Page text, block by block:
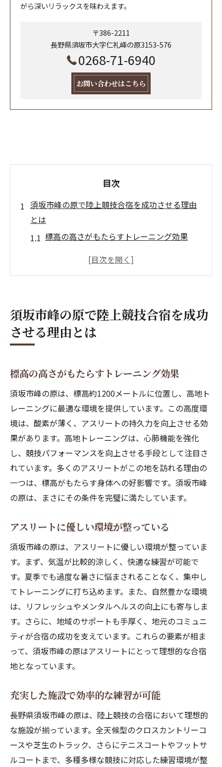
がら深いリラックスを味わえます。
〒386-2211
長野県須坂市大字仁礼峰の原3153-576
0268-71-6940
お問い合わせはこちら
目次
須坂市峰の原で陸上競技合宿を成功させる理由
とは
標高の高さがもたらすトレーニング効果
アスリートに優しい環境が整っている
合宿後のパフォーマンス向上を実感
高地トレーニングの効果を引き出す須坂市の魅
高地トレーニングの科学的な利点
高地でのトレーニングプログラムの組み方
アスリートから見た高地トレーニングの体
験談
長期的なパフォーマンス向上を実現する方
法
初心者でも安心して参加できる高地トレー
ニング
自然の中でのランニングのメリット
四季を通じて楽しめるランニング環境
清々しい空気がもたらす精神的リフレッシ
ュ
地元の人々との交流が楽しめるランニング
ランニングイベントの開催情報
健康増進を目的としたランニングプログラ
ム
多彩な施設が揃う須坂市で合宿を充実させよう
クロスカントリーからテニスまで幅広い練
習メニュー
施設利用の予約方法と注意点
合宿成功のための準備リスト
施設紹介とその特徴
須坂市峰の原で陸上競技合宿を成功
させる理由とは
標高の高さがもたらすトレーニング効果
須坂市峰の原は、標高約1200メートルに位置し、高地ト
レーニングに最適な環境を提供しています。この高度環
境は、酸素が薄く、アスリートの持久力を向上させる効
果があります。高地トレーニングは、心肺機能を強化
し、競技パフォーマンスを向上させる手段として注目さ
れています。多くのアスリートがこの地を訪れる理由の
一つは、標高がもたらす身体への好影響です。須坂市峰
の原は、まさにその条件を完璧に満たしています。
アスリートに優しい環境が整っている
須坂市峰の原は、アスリートに優しい環境が整っていま
す。まず、気温が比較的涼しく、快適な練習が可能で
す。夏季でも過度な暑さに悩まされることなく、集中し
てトレーニングに打ち込めます。また、自然豊かな環境
は、リフレッシュやメンタルヘルスの向上にも寄与しま
す。さらに、地域のサポートも手厚く、地元のコミュニ
ティが合宿の成功を支えています。これらの要素が相ま
って、須坂市峰の原はアスリートにとって理想的な合宿
地となっています。
充実した施設で効率的な練習が可能
長野県須坂市峰の原は、陸上競技の合宿において理想的
な施設が揃っています。全天候型のクロスカントリーコ
ースや芝生のトラック、さらにテニスコートやフットサ
ルコートまで、多種多様な競技に対応した練習環境が整